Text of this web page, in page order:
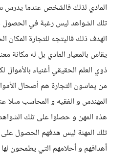
المادي لذلك فالشخص عندما
تلك الشواهد ليس رغبة في الحصول
الهدف ذلك فاليتجه للتجارة المكان
يقاس بالمعيار المادي بل له مكانة
ذوي العلم الحقيقي أغنياء بالأموال
من يماسون التجارة هم أصحال
المهندس و الفقيه و المحاسب مثلا
هذه المهن و حصلوا على تلك
تلك المهنة ليس هدفهم الحصول على
أهدافهم و أحلامهم التي يطمحون